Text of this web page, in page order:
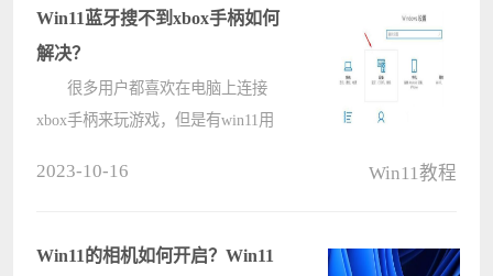
都需要验证”，所以就会阻????
Win11蓝牙搜不到xbox手柄如何
解决？
很多用户都喜欢在电脑上连接
xbox手柄来玩游戏，但是有win11用
大家分享win11蓝牙找不到xbox手柄
2023-10-16 Win11教程
Win11的相机如何开启？Win11